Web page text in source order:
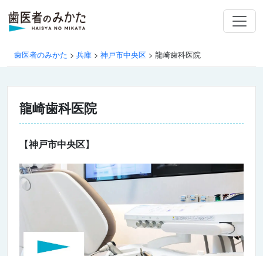
歯医者のみかた > 兵庫 > 神戸市中央区 > 龍崎歯科医院
龍崎歯科医院
【神戸市中央区】